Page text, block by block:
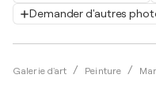
Demander d'autres
Galerie d'art Peinture